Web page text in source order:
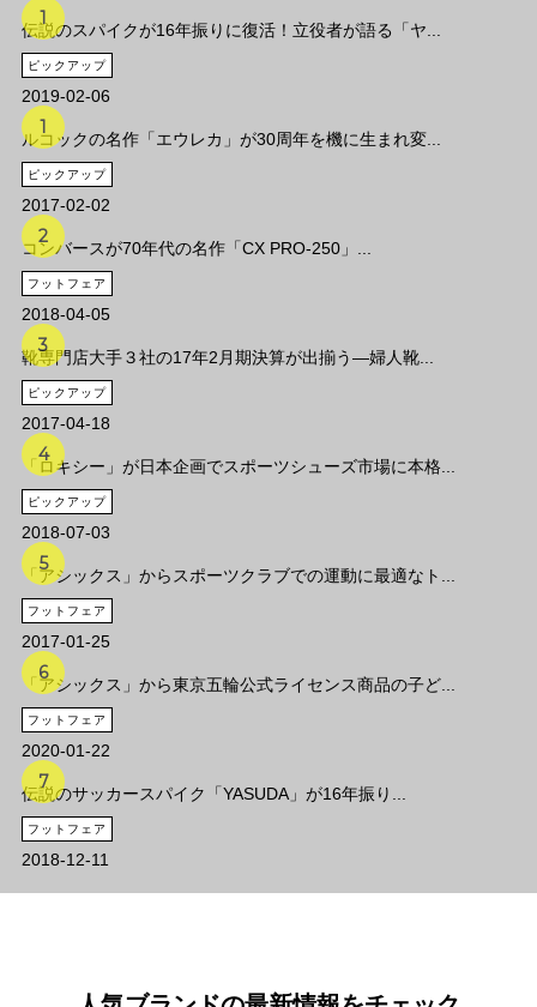
伝説のスパイクが16年振りに復活！立役者が語る「ヤ...
ピックアップ
2019-02-06
ルコックの名作「エウレカ」が30周年を機に生まれ変...
ピックアップ
2017-02-02
コンバースが70年代の名作「CX PRO-250」...
フットフェア
2018-04-05
靴専門店大手３社の17年2月期決算が出揃う―婦人靴...
ピックアップ
2017-04-18
「ロキシー」が日本企画でスポーツシューズ市場に本格...
ピックアップ
2018-07-03
「アシックス」からスポーツクラブでの運動に最適なト...
フットフェア
2017-01-25
「アシックス」から東京五輪公式ライセンス商品の子ど...
フットフェア
2020-01-22
伝説のサッカースパイク「YASUDA」が16年振り...
フットフェア
2018-12-11